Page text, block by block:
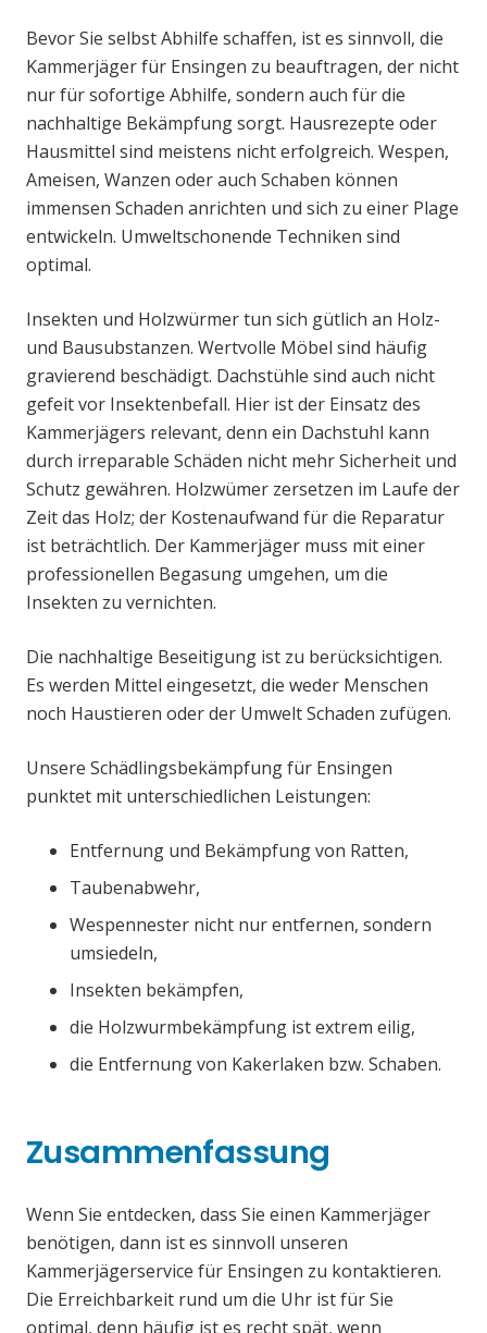
Bevor Sie selbst Abhilfe schaffen, ist es sinnvoll, die
Kammerjäger für Ensingen zu beauftragen, der nicht
nur für sofortige Abhilfe, sondern auch für die
nachhaltige Bekämpfung sorgt. Hausrezepte oder
Hausmittel sind meistens nicht erfolgreich. Wespen,
Ameisen, Wanzen oder auch Schaben können
immensen Schaden anrichten und sich zu einer Plage
entwickeln. Umweltschonende Techniken sind
optimal.
Insekten und Holzwürmer tun sich gütlich an Holz-
und Bausubstanzen. Wertvolle Möbel sind häufig
gravierend beschädigt. Dachstühle sind auch nicht
gefeit vor Insektenbefall. Hier ist der Einsatz des
Kammerjägers relevant, denn ein Dachstuhl kann
durch irreparable Schäden nicht mehr Sicherheit und
Schutz gewähren. Holzwümer zersetzen im Laufe der
Zeit das Holz; der Kostenaufwand für die Reparatur
ist beträchtlich. Der Kammerjäger muss mit einer
professionellen Begasung umgehen, um die
Insekten zu vernichten.
Die nachhaltige Beseitigung ist zu berücksichtigen.
Es werden Mittel eingesetzt, die weder Menschen
noch Haustieren oder der Umwelt Schaden zufügen.
Unsere Schädlingsbekämpfung für Ensingen
punktet mit unterschiedlichen Leistungen:
Entfernung und Bekämpfung von Ratten,
Taubenabwehr,
Wespennester nicht nur entfernen, sondern
umsiedeln,
Insekten bekämpfen,
die Holzwurmbekämpfung ist extrem eilig,
die Entfernung von Kakerlaken bzw. Schaben.
Zusammenfassung
Wenn Sie entdecken, dass Sie einen Kammerjäger
benötigen, dann ist es sinnvoll unseren
Kammerjägerservice für Ensingen zu kontaktieren.
Die Erreichbarkeit rund um die Uhr ist für Sie
optimal, denn häufig ist es recht spät, wenn